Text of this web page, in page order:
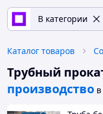
В категории
Каталог товаров
Трубный
производство